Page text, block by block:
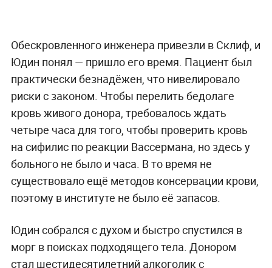
Обескровленного инженера привезли в Склиф, и
Юдин понял — пришло его время. Пациент был
практически безнадёжен, что нивелировало
риски с законом. Чтобы перелить бедолаге
кровь живого донора, требовалось ждать
четыре часа для того, чтобы проверить кровь
на сифилис по реакции Вассермана, но здесь у
больного не было и часа. В то время не
существовало ещё методов консервации крови,
поэтому в институте не было её запасов.
Юдин собрался с духом и быстро спустился в
морг в поисках подходящего тела. Донором
стал шестидесятилетний алкоголик с